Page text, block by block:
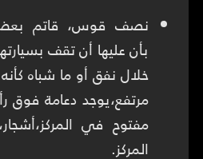
نصف قوس، قاتم
بأن عليها أن تقف
خلال نفق أو ما شباه
مرتفع،يوجد دعامة فوق
مفتوح في
المركز.